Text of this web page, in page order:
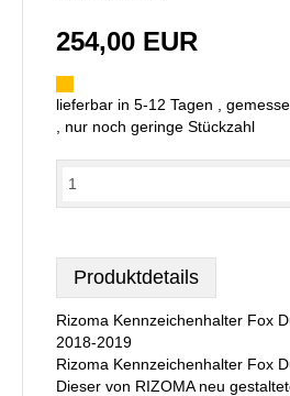
254,00 EUR
lieferbar in 5-12 Tagen ,
, nur noch geringe Stückzahl
Produktdetails
Rizoma Kennzeichenhalter Fox
2018-2019
Rizoma Kennzeichenhalter Fox
Dieser von RIZOMA neu